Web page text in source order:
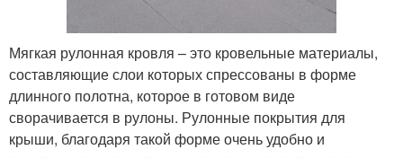
Мягкая рулонная кровля – это кровельные материалы,
составляющие слои которых спрессованы в форме
длинного полотна, которое в готовом виде
сворачивается в рулоны. Рулонные покрытия для
крыши, благодаря такой форме очень удобно и